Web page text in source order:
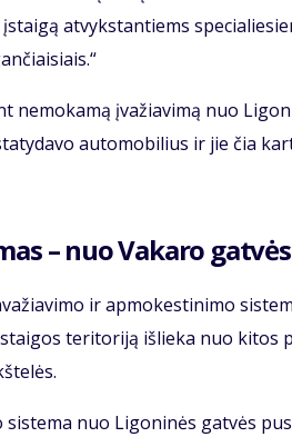
at­vyks­tan­tiems
ne­mo­ka­mą įva­žia­vi­mą nuo
au­to­mo­bi­lius ir jie čia
– nuo Va­ka­ro gat­vės
ir ap­mo­kes­ti­ni­mo
te­ri­to­ri­ją iš­lie­ka nuo ki­tos
nuo Li­go­ni­nės gat­vės